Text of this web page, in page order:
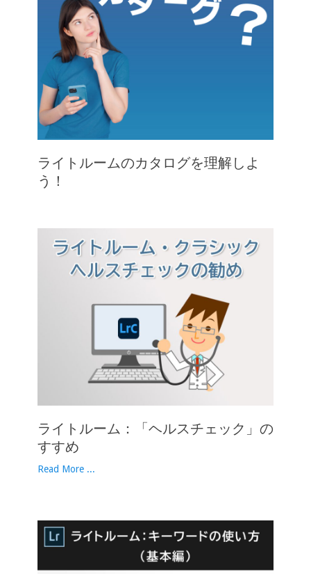
ライトルームのカタログを理解しよ
う！
ライトルーム：「ヘルスチェック」の
すすめ
Read More ...